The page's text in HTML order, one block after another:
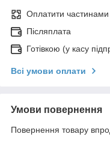
Оплатити частинами
Післяплата
Готівкою (у касу
Всі умови оплати
Умови повернення
Повернення товару